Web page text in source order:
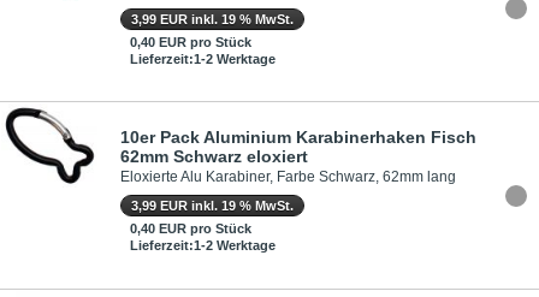
3,99 EUR inkl. 19 % MwSt.
0,40 EUR pro Stück
Lieferzeit:1-2 Werktage
10er Pack Aluminium Karabinerhaken Fisch
62mm Schwarz eloxiert
Eloxierte Alu Karabiner, Farbe Schwarz, 62mm lang
3,99 EUR inkl. 19 % MwSt.
0,40 EUR pro Stück
Lieferzeit:1-2 Werktage